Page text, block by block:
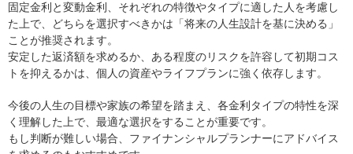
固定金利と変動金利、それぞれの特徴やタイプに適した人を考慮し
た上で、どちらを選択すべきかは「将来の人生設計を基に決める」
ことが推奨されます。
安定した返済額を求めるか、ある程度のリスクを許容して初期コス
トを抑えるかは、個人の資産やライフプランに強く依存します。
今後の人生の目標や家族の希望を踏まえ、各金利タイプの特性を深
く理解した上で、最適な選択をすることが重要です。
もし判断が難しい場合、ファイナンシャルプランナーにアドバイス